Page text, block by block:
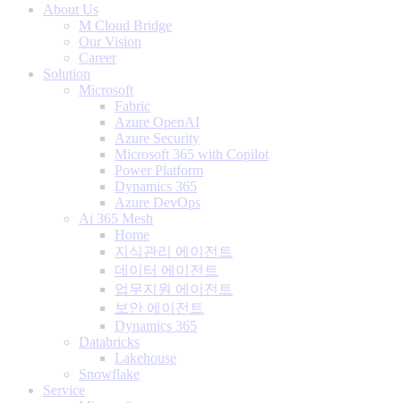
About Us
M Cloud Bridge
Our Vision
Career
Solution
Microsoft
Fabric
Azure OpenAI
Azure Security
Microsoft 365 with Copilot
Power Platform
Dynamics 365
Azure DevOps
Ai 365 Mesh
Home
지식관리 에이전트
데이터 에이전트
업무지원 에이전트
보안 에이전트
Dynamics 365
Databricks
Lakehouse
Snowflake
Service